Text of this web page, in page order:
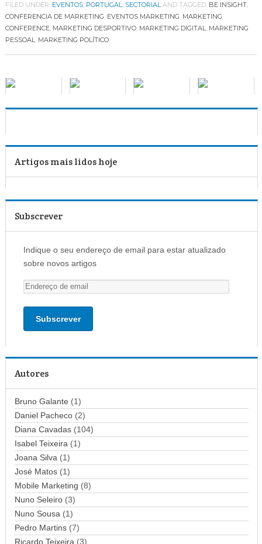
FILED UNDER: EVENTOS, PORTUGAL, SECTORIAL AND TAGGED: BE INSIGHT,
CONFERENCIA DE MARKETING, EVENTOS MARKETING, MARKETING
CONFERENCE, MARKETING DESPORTIVO, MARKETING DIGITAL, MARKETING
PESSOAL, MARKETING POLÍTICO
Artigos mais lidos hoje
Subscrever
Indique o seu endereço de email para estar atualizado
sobre novos artigos
E
n
d
o
d
e
e
m
a
i
l
Autores
Bruno Galante (1)
Daniel Pacheco(2)
Diana Cavadas(104)
Isabel Teixeira (1)
Joana Silva (1)
José Matos(1)
Mobile Marketing (8)
Nuno Seleiro(3)
Nuno Sousa (1)
Pedro Martins(7)
Ricardo Teixeira (3)